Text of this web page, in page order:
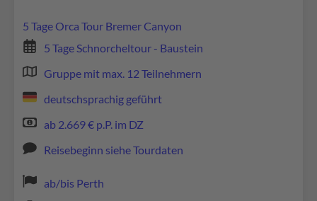
5 Tage Orca Tour Bremer Canyon
5 Tage Schnorcheltour - Baustein
Gruppe mit max. 12 Teilnehmern
deutschsprachig geführt
ab 2.669 € p.P. im DZ
Reisebeginn siehe Tourdaten
ab/bis Perth